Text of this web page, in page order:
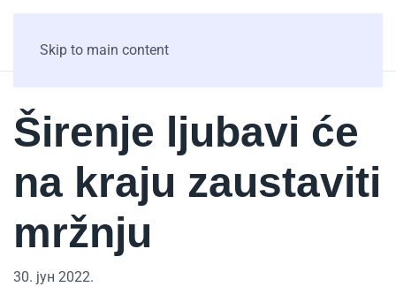
Skip to main content
Širenje ljubavi će
na kraju zaustaviti
mržnju
30. јун 2022.